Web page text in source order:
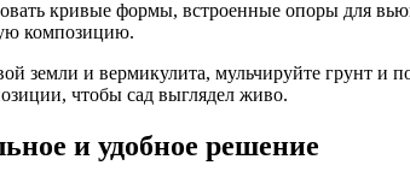
кривые формы, встроенные опоры для
композицию.
земли и вермикулита, мульчируйте грунт и
чтобы сад выглядел живо.
и удобное решение